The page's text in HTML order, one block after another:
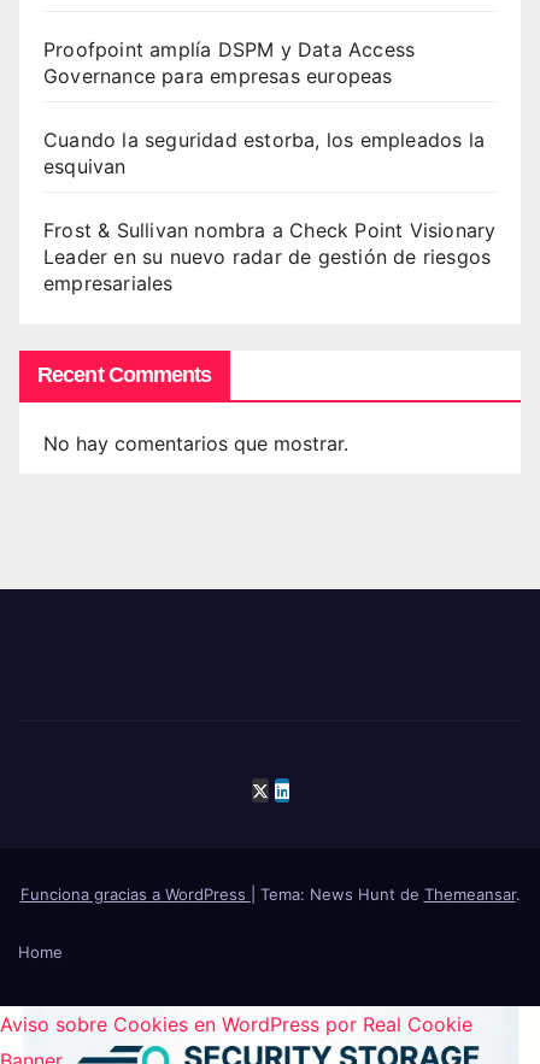
Proofpoint amplía DSPM y Data Access
Governance para empresas europeas
Cuando la seguridad estorba, los empleados la
esquivan
Frost & Sullivan nombra a Check Point Visionary
Leader en su nuevo radar de gestión de riesgos
empresariales
Recent Comments
No hay comentarios que mostrar.
Funciona gracias a WordPress Tema: News Hunt de Themeansar.
Home
Aviso sobre Cookies en WordPress por Real Cookie